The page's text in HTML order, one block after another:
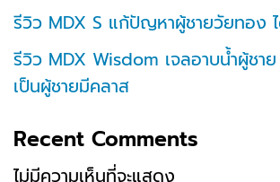
รีวิว MDX S แก้ปัญหาผู้ชายวัยทอง
รีวิว MDX Wisdom เจลอาบน้ำผู้ชา
เป็นผู้ชายมีคลาส
Recent Comments
ไม่มีความเห็นที่จะแสดง